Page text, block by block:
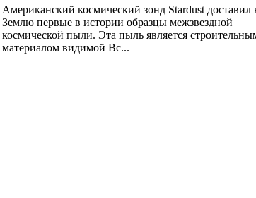
Американский космический зонд Stardust доставил
Землю первые в истории образцы межзвездной
космической пыли. Эта пыль является
материалом видимой Вс...